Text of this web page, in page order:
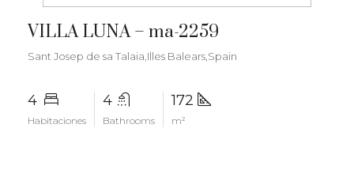
VILLA LUNA – ma-2259
Sant Josep de sa Talaia,Illes Balears,Spain
4
Habitaciones
4
Bathrooms
172
m²